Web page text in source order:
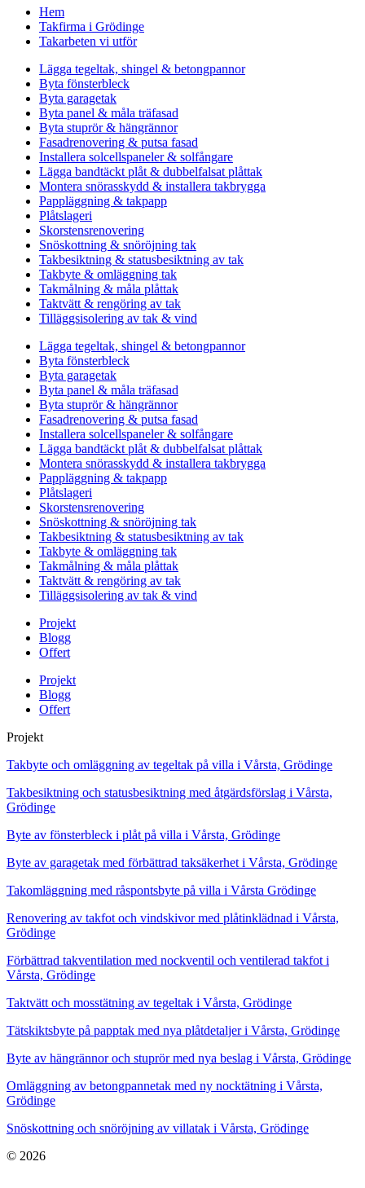
Hem
Takfirma i Grödinge
Takarbeten vi utför
Lägga tegeltak, shingel & betongpannor
Byta fönsterbleck
Byta garagetak
Byta panel & måla träfasad
Byta stuprör & hängrännor
Fasadrenovering & putsa fasad
Installera solcellspaneler & solfångare
Lägga bandtäckt plåt & dubbelfalsat plåttak
Montera snörasskydd & installera takbrygga
Pappläggning & takpapp
Plåtslageri
Skorstensrenovering
Snöskottning & snöröjning tak
Takbesiktning & statusbesiktning av tak
Takbyte & omläggning tak
Takmålning & måla plåttak
Taktvätt & rengöring av tak
Tilläggsisolering av tak & vind
Lägga tegeltak, shingel & betongpannor
Byta fönsterbleck
Byta garagetak
Byta panel & måla träfasad
Byta stuprör & hängrännor
Fasadrenovering & putsa fasad
Installera solcellspaneler & solfångare
Lägga bandtäckt plåt & dubbelfalsat plåttak
Montera snörasskydd & installera takbrygga
Pappläggning & takpapp
Plåtslageri
Skorstensrenovering
Snöskottning & snöröjning tak
Takbesiktning & statusbesiktning av tak
Takbyte & omläggning tak
Takmålning & måla plåttak
Taktvätt & rengöring av tak
Tilläggsisolering av tak & vind
Projekt
Blogg
Offert
Projekt
Blogg
Offert
Projekt
Takbyte och omläggning av tegeltak på villa i Vårsta, Grödinge
Takbesiktning och statusbesiktning med åtgärdsförslag i Vårsta,
Grödinge
Byte av fönsterbleck i plåt på villa i Vårsta, Grödinge
Byte av garagetak med förbättrad taksäkerhet i Vårsta, Grödinge
Takomläggning med råspontsbyte på villa i Vårsta Grödinge
Renovering av takfot och vindskivor med plåtinklädnad i Vårsta,
Grödinge
Förbättrad takventilation med nockventil och ventilerad takfot i
Vårsta, Grödinge
Taktvätt och mosstätning av tegeltak i Vårsta, Grödinge
Tätskiktsbyte på papptak med nya plåtdetaljer i Vårsta, Grödinge
Byte av hängrännor och stuprör med nya beslag i Vårsta, Grödinge
Omläggning av betongpannetak med ny nocktätning i Vårsta,
Grödinge
Snöskottning och snöröjning av villatak i Vårsta, Grödinge
© 2026